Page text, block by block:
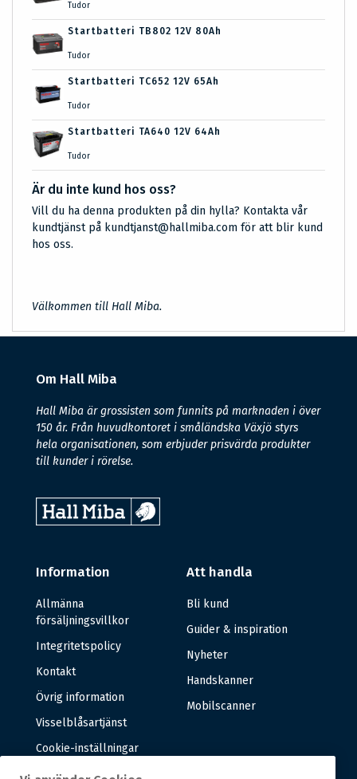
Tudor
Startbatteri TB802 12V 80Ah
Tudor
Startbatteri TC652 12V 65Ah
Tudor
Startbatteri TA640 12V 64Ah
Tudor
Är du inte kund hos oss?
Vill du ha denna produkten på din hylla? Kontakta vår
kundtjänst på kundtjanst@hallmiba.com för att blir kund
hos oss.
Välkommen till Hall Miba.
Om Hall Miba
Hall Miba är grossisten som funnits på marknaden i över
150 år. Från huvudkontoret i småländska Växjö styrs
hela organisationen, som erbjuder prisvärda produkter
till kunder i rörelse.
Information
Allmänna
försäljningsvillkor
Integritetspolicy
Kontakt
Övrig information
Visselblåsartjänst
Cookie-inställningar
Att handla
Bli kund
Guider & inspiration
Nyheter
Handskanner
Mobilscanner